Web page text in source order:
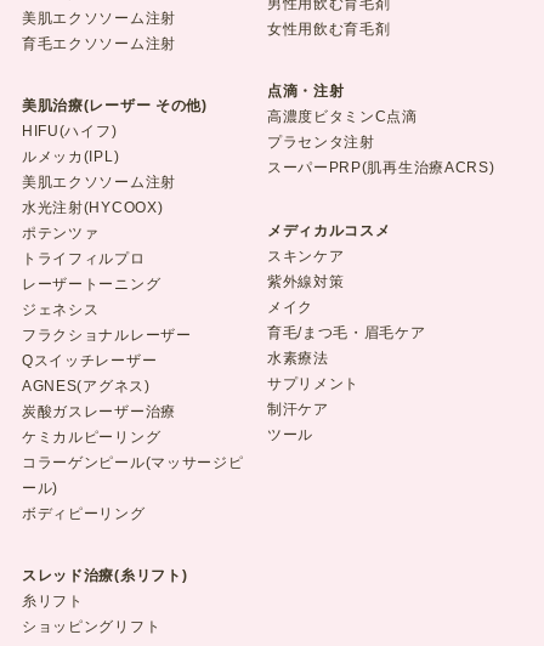
美肌エクソソーム注射
育毛エクソソーム注射
美肌治療(レーザー その他)
HIFU(ハイフ)
ルメッカ(IPL)
美肌エクソソーム注射
水光注射(HYCOOX)
ポテンツァ
トライフィルプロ
レーザートーニング
ジェネシス
フラクショナルレーザー
Qスイッチレーザー
AGNES(アグネス)
炭酸ガスレーザー治療
ケミカルピーリング
コラーゲンピール(マッサージピ
ール)
ボディピーリング
スレッド治療(糸リフト)
糸リフト
ショッピングリフト
男性用飲む育毛剤
女性用飲む育毛剤
点滴・注射
高濃度ビタミンC点滴
プラセンタ注射
スーパーPRP(肌再生治療ACRS)
メディカルコスメ
スキンケア
紫外線対策
メイク
育毛/まつ毛・眉毛ケア
水素療法
サプリメント
制汗ケア
ツール